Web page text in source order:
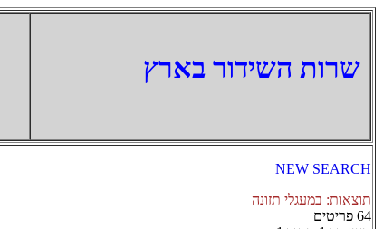
‏שרות השידור בארץ
NEW SEARCH
תוצאות: במעגלי תזונה
64 פריטים